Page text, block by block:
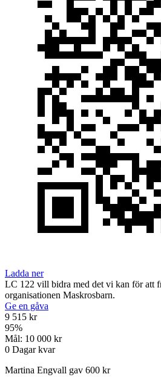
Ladda ner
LC 122 vill bidra med det vi kan för att
organisationen Maskrosbarn.
Ge en gåva
9 515 kr
95%
Mål: 10 000 kr
0 Dagar kvar
Martina Engvall gav 600 kr